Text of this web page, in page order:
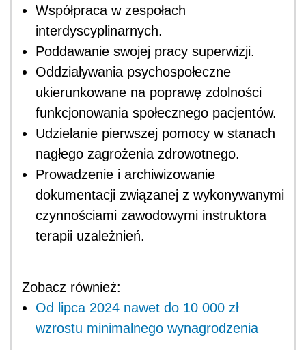
Współpraca w zespołach
interdyscyplinarnych.
Poddawanie swojej pracy superwizji.
Oddziaływania psychospołeczne
ukierunkowane na poprawę zdolności
funkcjonowania społecznego pacjentów.
Udzielanie pierwszej pomocy w stanach
nagłego zagrożenia zdrowotnego.
Prowadzenie i archiwizowanie
dokumentacji związanej z wykonywanymi
czynnościami zawodowymi instruktora
terapii uzależnień.
Zobacz również:
Od lipca 2024 nawet do 10 000 zł
wzrostu minimalnego wynagrodzenia